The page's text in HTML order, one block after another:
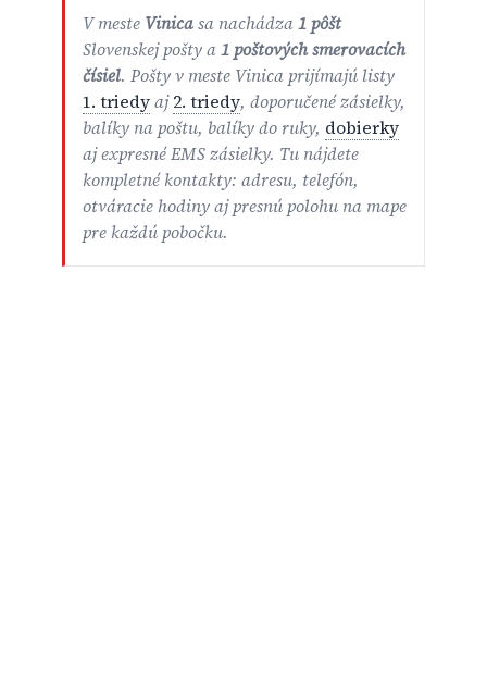
V meste Vinicasa nachádza1 pôšt
Slovenskej pošty a1 poštových smerovacích
čísiel. Pošty v meste Vinica prijímajú listy
1. triedyaj2. triedy, doporučené zásielky,
balíky na poštu, balíky do ruky, dobierky
aj expresné EMS zásielky. Tu nájdete
kompletné kontakty: adresu, telefón,
otváracie hodiny aj presnú polohu na mape
pre každú pobočku.